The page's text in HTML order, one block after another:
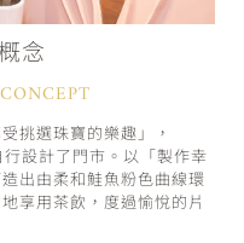
念
挑選珠寶的樂趣」，
設計了門市。以「製作幸
出由柔和鮭魚粉色曲線環
享用茶飲，度過愉悅的片